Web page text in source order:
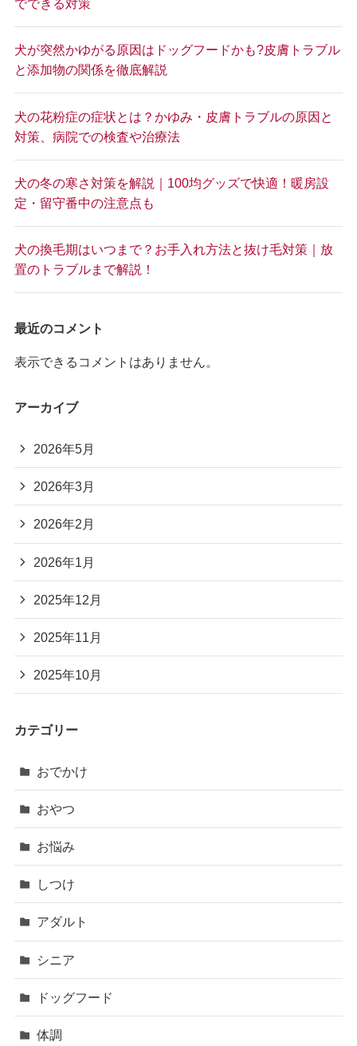
でできる対策
犬が突然かゆがる原因はドッグフードかも?皮膚トラブル
と添加物の関係を徹底解説
犬の花粉症の症状とは？かゆみ・皮膚トラブルの原因と
対策、病院での検査や治療法
犬の冬の寒さ対策を解説｜100均グッズで快適！暖房設
定・留守番中の注意点も
犬の換毛期はいつまで？お手入れ方法と抜け毛対策｜放
置のトラブルまで解説！
最近のコメント
表示できるコメントはありません。
アーカイブ
2026年5月
2026年3月
2026年2月
2026年1月
2025年12月
2025年11月
2025年10月
カテゴリー
おでかけ
おやつ
お悩み
しつけ
アダルト
シニア
ドッグフード
体調